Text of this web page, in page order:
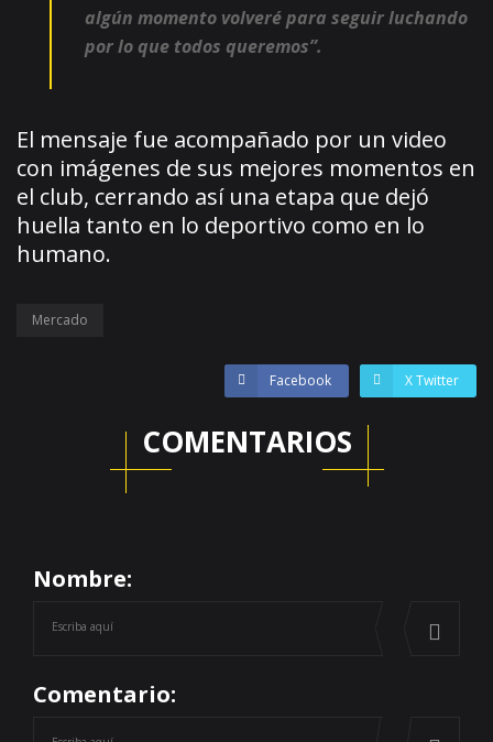
algún momento volveré para seguir luchando
por lo que todos queremos”.
El mensaje fue acompañado por un video
con imágenes de sus mejores momentos en
el club, cerrando así una etapa que dejó
huella tanto en lo deportivo como en lo
humano.
Mercado
Facebook X Twitter
COMENTARIOS
Nombre:
Comentario: